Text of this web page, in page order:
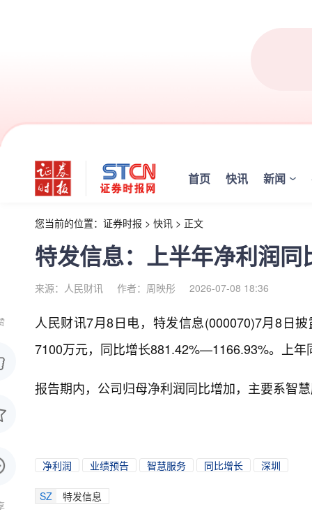
首页 快讯 新闻
您当前的位置： 证券时报 > 快讯 > 正文
特发信息：上半年净利润
来源：人民财讯 作者：周映彤 2026-07-08 18:36
人民财讯7月8日电， 特发信息(000070)7月8日
7100万元，同比增长881.42%—1166.93%。上年
报告期内，公司归母净利润同比增加，主要系智
净利润 业绩预告 智慧服务 同比增长 深圳
SZ 特发信息